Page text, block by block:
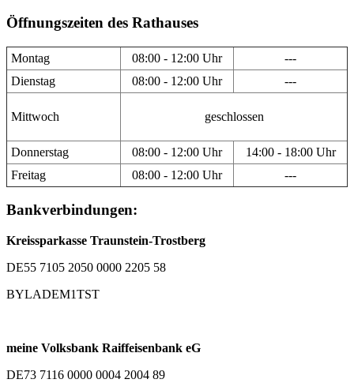
Öffnungszeiten des Rathauses
Montag 08:00 - 12:00 Uhr
---
Dienstag
08:00 - 12:00 Uhr ---
Mittwoch geschlossen
Donnerstag 08:00 - 12:00 Uhr
14:00 - 18:00 Uhr
Freitag
08:00 - 12:00 Uhr ---
Bankverbindungen:
Kreissparkasse Traunstein-Trostberg
DE55 7105 2050 0000 2205 58
BYLADEM1TST
meine Volksbank Raiffeisenbank eG
DE73 7116 0000 0004 2004 89